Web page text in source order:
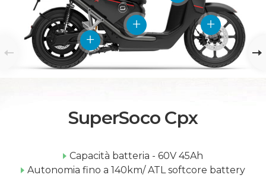
SuperSoco Cpx
Capacità batteria - 60V 45Ah
Autonomia fino a 140km/ ATL softcore battery